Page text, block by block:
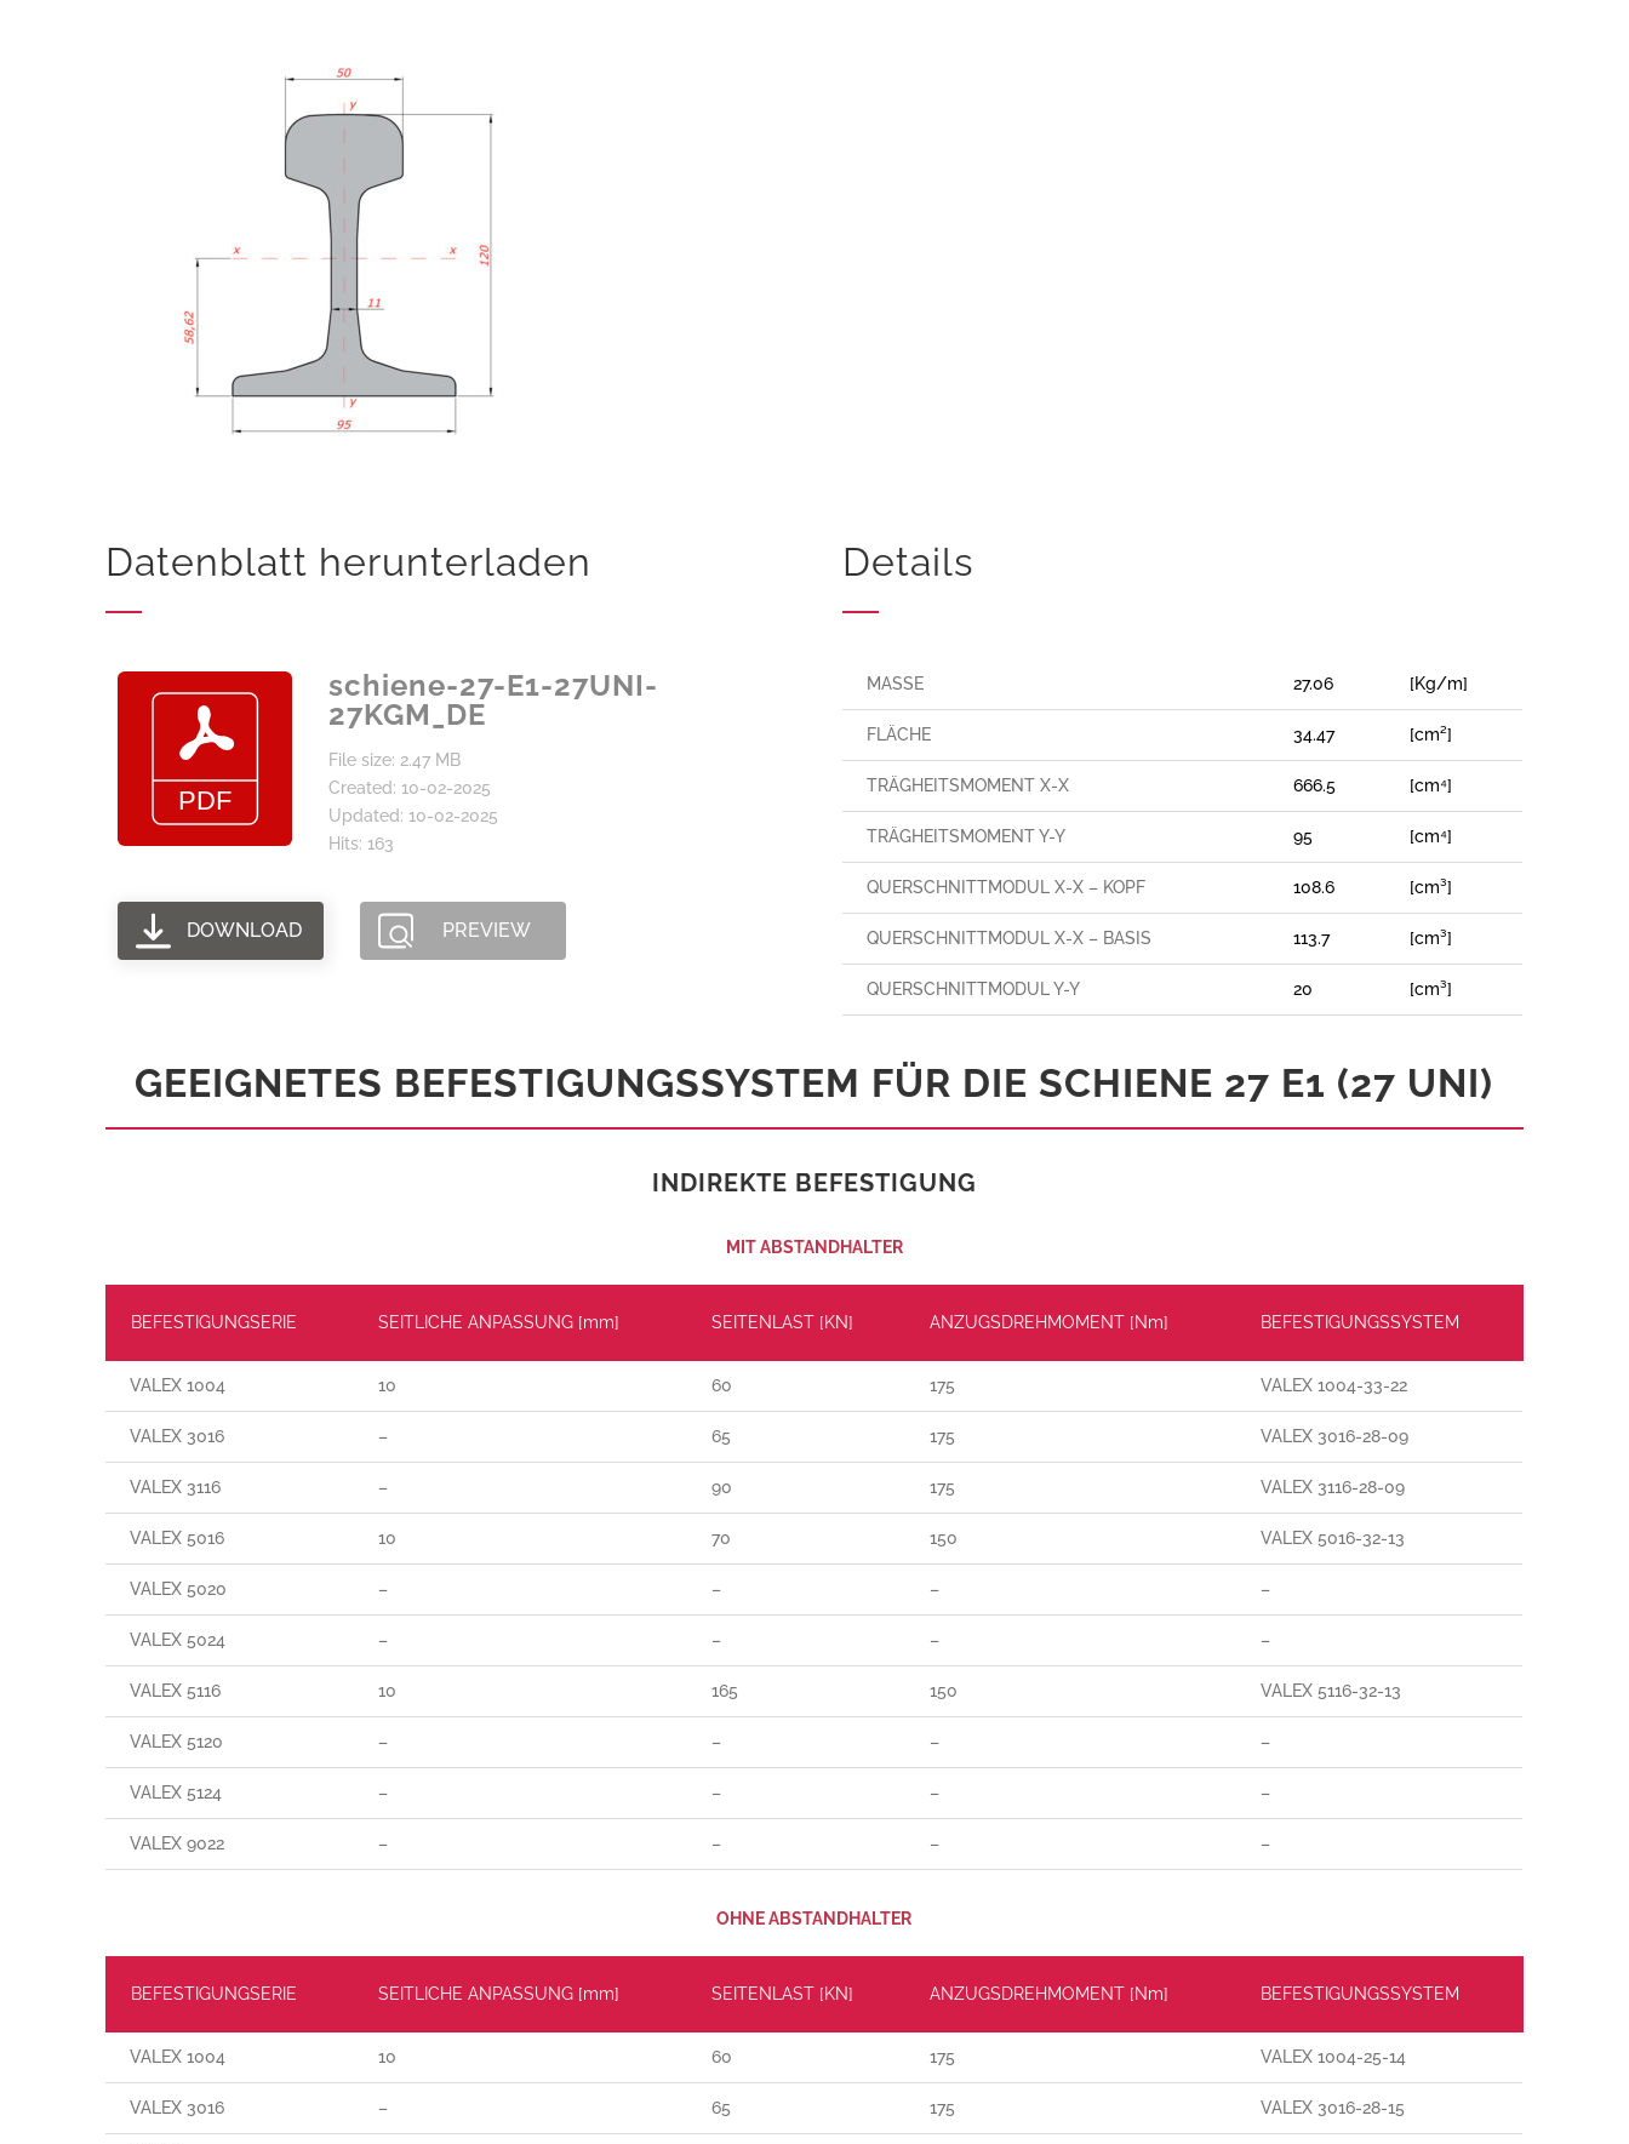
Datenblatt herunterladen
schiene-27-E1-27UNI-
27KGM_DE
File size: 2.47 MB
Created: 10-02-2025
Updated: 10-02-2025
Hits: 163
DOWNLOAD PREVIEW
Details
MASSE 27.06 [Kg/m]
FLÄCHE 34.47 [cm²]
TRÄGHEITSMOMENT X-X 666.5 [cm⁴]
TRÄGHEITSMOMENT Y-Y 95 [cm⁴]
QUERSCHNITTMODUL X-X – KOPF 108.6 [cm³]
QUERSCHNITTMODUL X-X – BASIS 113.7 [cm³]
QUERSCHNITTMODUL Y-Y 20 [cm³]
GEEIGNETES BEFESTIGUNGSSYSTEM FÜR DIE SCHIENE 27 E1 (27 UNI)
INDIREKTE BEFESTIGUNG
MIT ABSTANDHALTER
BEFESTIGUNGSERIE SEITLICHE ANPASSUNG [mm] SEITENLAST [KN] ANZUGSDREHMOMENT [Nm] BEFESTIGUNGSSYSTEM
VALEX 1004 10 60 175 VALEX 1004-33-22
VALEX 3016 – 65 175 VALEX 3016-28-09
VALEX 3116 – 90 175 VALEX 3116-28-09
VALEX 5016 10 70 150 VALEX 5016-32-13
VALEX 5020 – – – –
VALEX 5024 – – – –
VALEX 5116 10 165 150 VALEX 5116-32-13
VALEX 5120 – – – –
VALEX 5124 – – – –
VALEX 9022 – – – –
OHNE ABSTANDHALTER
BEFESTIGUNGSERIE SEITLICHE ANPASSUNG [mm] SEITENLAST [KN] ANZUGSDREHMOMENT [Nm] BEFESTIGUNGSSYSTEM
VALEX 1004 10 60 175 VALEX 1004-25-14
VALEX 3016 – 65 175 VALEX 3016-28-15